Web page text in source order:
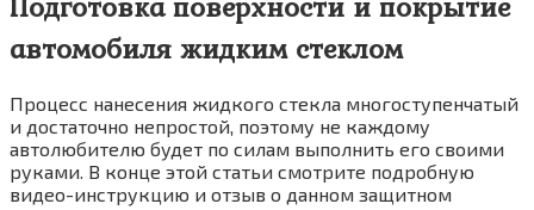
автомобиля жидким стеклом
Процесс нанесения жидкого стекла многоступенчатый
и достаточно непростой, поэтому не каждому
автолюбителю будет по силам выполнить его своими
руками. В конце этой статьи смотрите подробную
видео-инструкцию и отзыв о данном защитном